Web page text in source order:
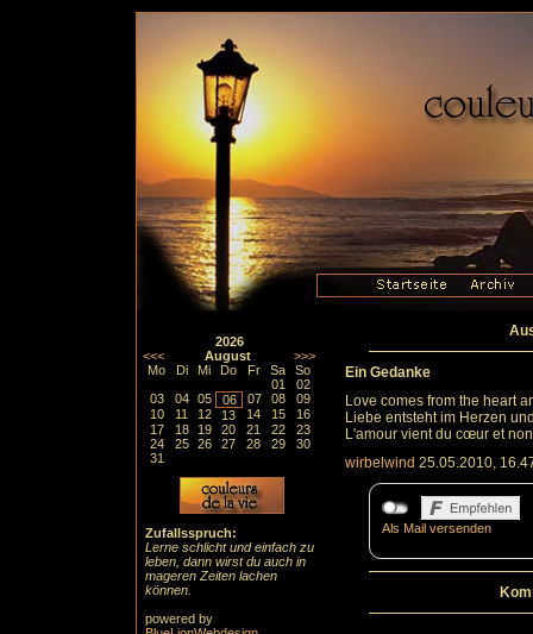
2026
<<<
August
>>>
Mo
Di Mi Do Fr Sa
So
01
02
03
04 05 06 07 08
09
10
11 12 13 14 15
16
17
18 19 20 21 22
23
24
25 26 27 28 29
30
31
Zufallsspruch:
Lerne schlicht und einfach zu
leben, dann wirst du auch in
mageren Zeiten lachen
können.
powered by
Ein Gedanke
Love comes from the heart
Liebe entsteht im Herzen
L'amour vient du cœur et
wirbelwind 25.05.2010,
Als Mail versenden